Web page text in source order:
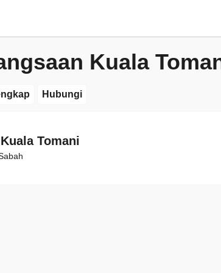
Kuala
Hubungi
Tomani